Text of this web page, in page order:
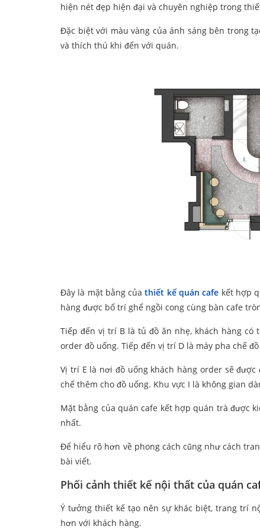
hiện nét đẹp hiện đại và chuyên nghiệp trong
Đặc biệt với màu vàng của ánh sáng bên trong
và thích thú khi đến với quán.
Đây là mặt bằng củathiết kế quán cafe kết hợp
hàng được bố trí ghế ngồi cong cùng bàn cafe
Tiếp đến vị trí B là tủ đồ ăn nhẹ, khách hàng
order đồ uống. Tiếp đến vị trí D là máy pha chế
Vị trí E là nơi đồ uống khách hàng order sẽ
chế thêm cho đồ uống. Khu vực I là không gian
Mặt bằng của quán cafe kết hợp quán trà được
nhất.
Để hiểu rõ hơn về phong cách cũng như cách
bài viết.
Phối cảnh thiết kế nội thất của quán
Ý tưởng thiết kế tạo nên sự khác biệt, trang trí
hơn với khách hàng.